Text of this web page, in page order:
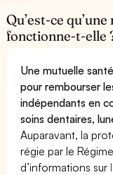
Qu’est-ce
fonctionne-t-elle
Une mutuelle
pour rembourser
indépendants en
soins dentaires,
Auparavant, la
régie par le
d’informations sur